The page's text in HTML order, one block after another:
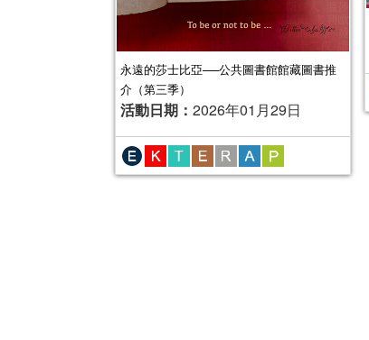
永遠的莎士比亞──公共圖書館館藏圖書推
介（第三季）
活動日期： 2026年01月29日
2025年“書香伴成長”親子閱讀推廣活動
（1-3月）